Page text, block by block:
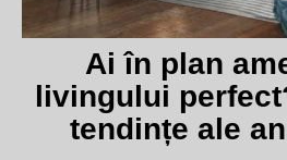
Ai în plan
livingului
tendințe ale